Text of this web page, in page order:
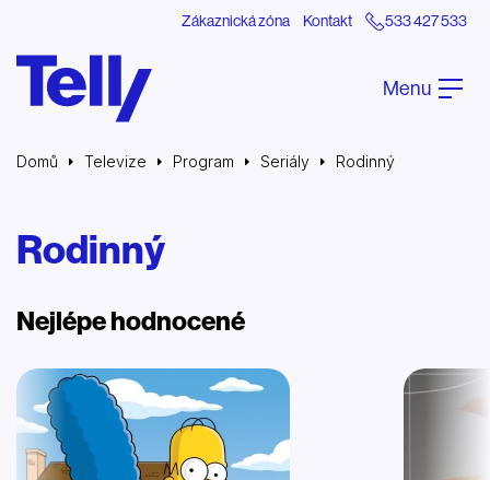
Zákaznická zóna Kontakt 533 427 533
Menu
Domů Televize Program Seriály Rodinný
Rodinný
Nejlépe hodnocené